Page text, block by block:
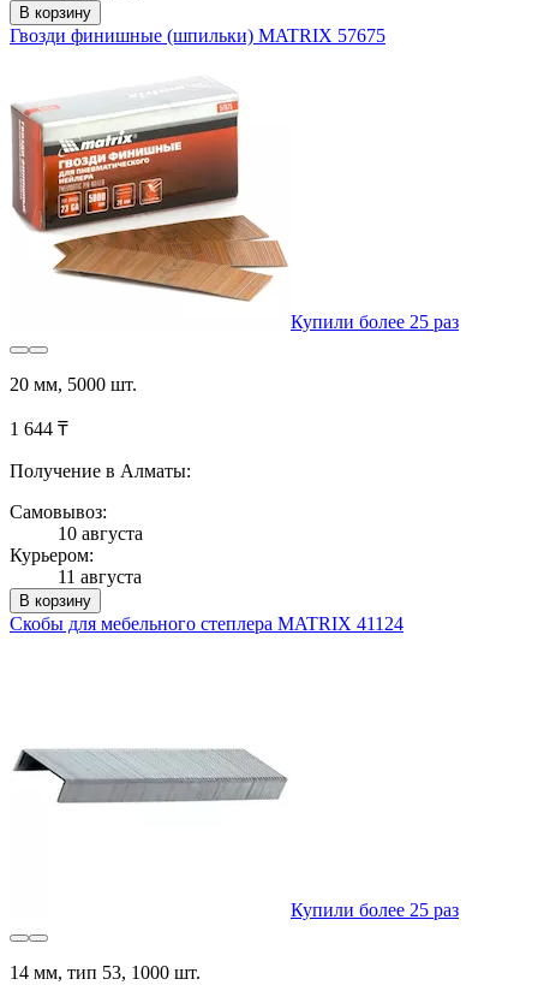
В корзину
Гвозди финишные (шпильки) MATRIX 57675
Купили более 25 раз
20 мм, 5000 шт.
1 644 ₸
Получение в Алматы:
Самовывоз:
10 августа
Курьером:
11 августа
В корзину
Скобы для мебельного степлера MATRIX 41124
Купили более 25 раз
14 мм, тип 53, 1000 шт.